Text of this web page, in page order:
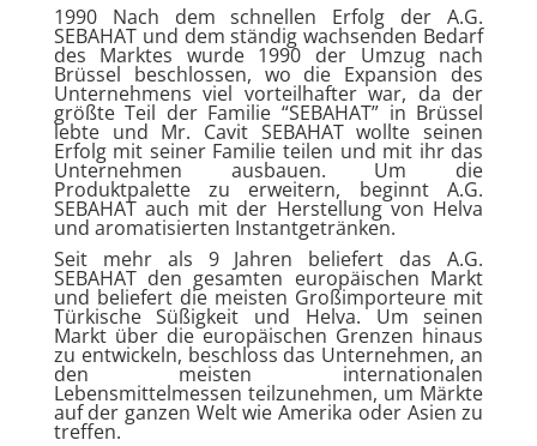
1990 Nach dem schnellen Erfolg der A.G.
SEBAHAT und dem ständig wachsenden Bedarf
des Marktes wurde 1990 der Umzug nach
Brüssel beschlossen, wo die Expansion des
Unternehmens viel vorteilhafter war, da der
größte Teil der Familie “SEBAHAT” in Brüssel
lebte und Mr. Cavit SEBAHAT wollte seinen
Erfolg mit seiner Familie teilen und mit ihr das
Unternehmen ausbauen. Um die
Produktpalette zu erweitern, beginnt A.G.
SEBAHAT auch mit der Herstellung von Helva
und aromatisierten Instantgetränken.
Seit mehr als 9 Jahren beliefert das A.G.
SEBAHAT den gesamten europäischen Markt
und beliefert die meisten Großimporteure mit
Türkische Süßigkeit und Helva. Um seinen
Markt über die europäischen Grenzen hinaus
zu entwickeln, beschloss das Unternehmen, an
den meisten internationalen
Lebensmittelmessen teilzunehmen, um Märkte
auf der ganzen Welt wie Amerika oder Asien zu
treffen.